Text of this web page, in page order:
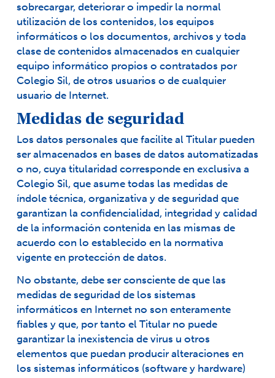
sobrecargar, deteriorar o impedir la normal
utilización de los contenidos, los equipos
informáticos o los documentos, archivos y toda
clase de contenidos almacenados en cualquier
equipo informático propios o contratados por
Colegio Sil, de otros usuarios o de cualquier
usuario de Internet.
Medidas de seguridad
Los datos personales que facilite al Titular pueden
ser almacenados en bases de datos automatizadas
o no, cuya titularidad corresponde en exclusiva a
Colegio Sil, que asume todas las medidas de
índole técnica, organizativa y de seguridad que
garantizan la confidencialidad, integridad y calidad
de la información contenida en las mismas de
acuerdo con lo establecido en la normativa
vigente en protección de datos.
No obstante, debe ser consciente de que las
medidas de seguridad de los sistemas
informáticos en Internet no son enteramente
fiables y que, por tanto el Titular no puede
garantizar la inexistencia de virus u otros
elementos que puedan producir alteraciones en
los sistemas informáticos (software y hardware)